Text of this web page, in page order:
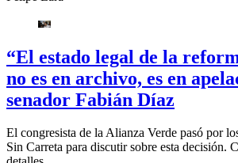
“El estado legal de la
no es en archivo, es en
senador Fabián Díaz
El congresista de la Alianza Verde pasó por
Sin Carreta para discutir sobre esta decisión.